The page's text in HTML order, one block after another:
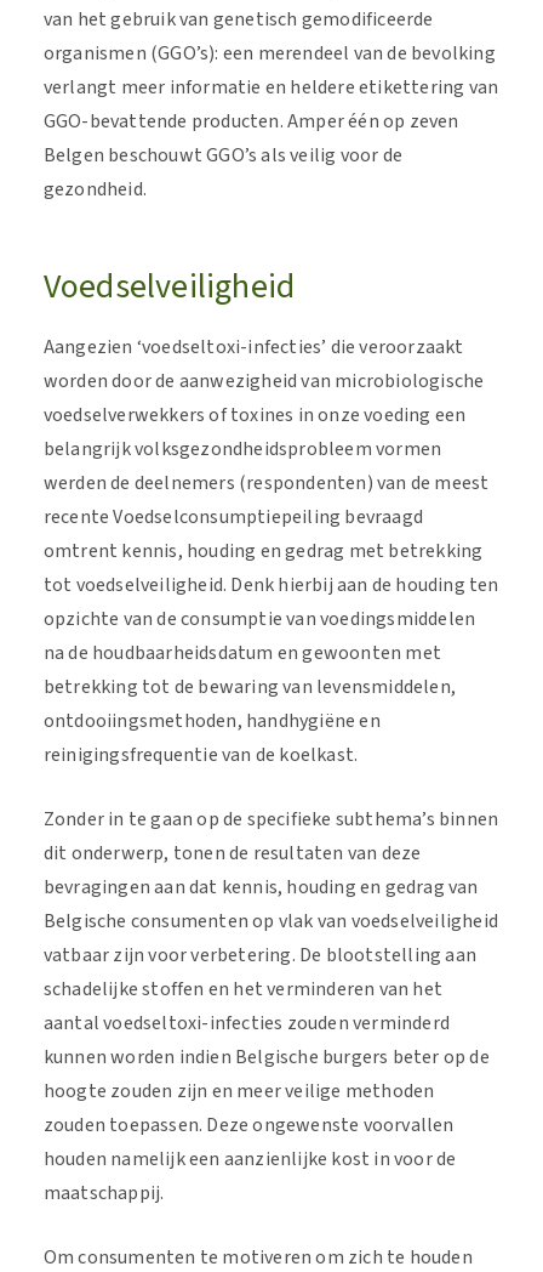
van het gebruik van genetisch gemodificeerde
organismen (GGO’s): een merendeel van de bevolking
verlangt meer informatie en heldere etikettering van
GGO-bevattende producten. Amper één op zeven
Belgen beschouwt GGO’s als veilig voor de
gezondheid.
Voedselveiligheid
Aangezien ‘voedseltoxi-infecties’ die veroorzaakt
worden door de aanwezigheid van microbiologische
voedselverwekkers of toxines in onze voeding een
belangrijk volksgezondheidsprobleem vormen
werden de deelnemers (respondenten) van de meest
recente Voedselconsumptiepeiling bevraagd
omtrent kennis, houding en gedrag met betrekking
tot voedselveiligheid. Denk hierbij aan de houding ten
opzichte van de consumptie van voedingsmiddelen
na de houdbaarheidsdatum en gewoonten met
betrekking tot de bewaring van levensmiddelen,
ontdooiingsmethoden, handhygiëne en
reinigingsfrequentie van de koelkast.
Zonder in te gaan op de specifieke subthema’s binnen
dit onderwerp, tonen de resultaten van deze
bevragingen aan dat kennis, houding en gedrag van
Belgische consumenten op vlak van voedselveiligheid
vatbaar zijn voor verbetering. De blootstelling aan
schadelijke stoffen en het verminderen van het
aantal voedseltoxi-infecties zouden verminderd
kunnen worden indien Belgische burgers beter op de
hoogte zouden zijn en meer veilige methoden
zouden toepassen. Deze ongewenste voorvallen
houden namelijk een aanzienlijke kost in voor de
maatschappij.
Om consumenten te motiveren om zich te houden